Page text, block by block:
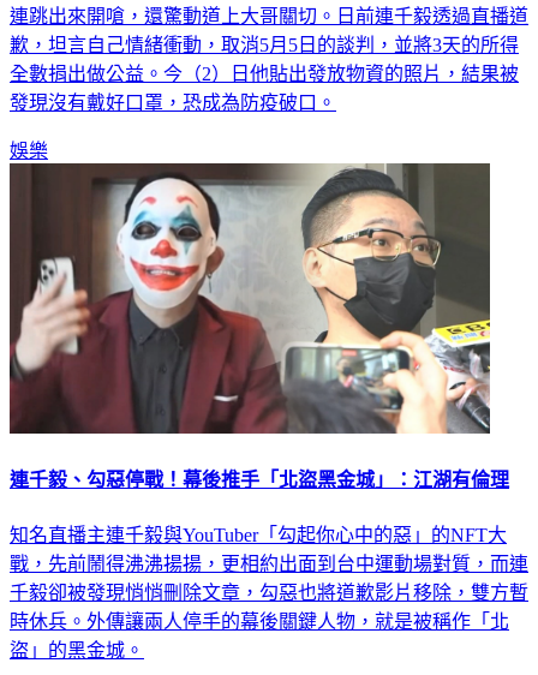
連跳出來開嗆，還驚動道上大哥關切。日前連千毅透過直播道
歉，坦言自己情緒衝動，取消5月5日的談判，並將3天的所得
全數捐出做公益。今（2）日他貼出發放物資的照片，結果被
發現沒有戴好口罩，恐成為防疫破口。
娛樂
連千毅、勾惡停戰！幕後推手「北盜黑金城」：江湖有倫理
知名直播主連千毅與YouTuber「勾起你心中的惡」的NFT大
戰，先前鬧得沸沸揚揚，更相約出面到台中運動場對質，而連
千毅卻被發現悄悄刪除文章，勾惡也將道歉影片移除，雙方暫
時休兵。外傳讓兩人停手的幕後關鍵人物，就是被稱作「北
盜」的黑金城。